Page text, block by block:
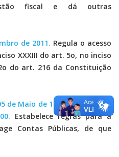
fiscal e dá outras
de 2011. Regula o acesso
XXXIII do art. 5o, no inciso
do art. 216 da Constituição
de Maio de 1999.Portaria 275
Estabelece regras para a
Contas Públicas, de que